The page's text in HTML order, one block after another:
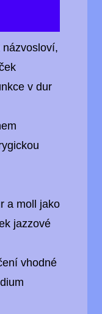
v dur
a moll jako
jazzové
vhodné